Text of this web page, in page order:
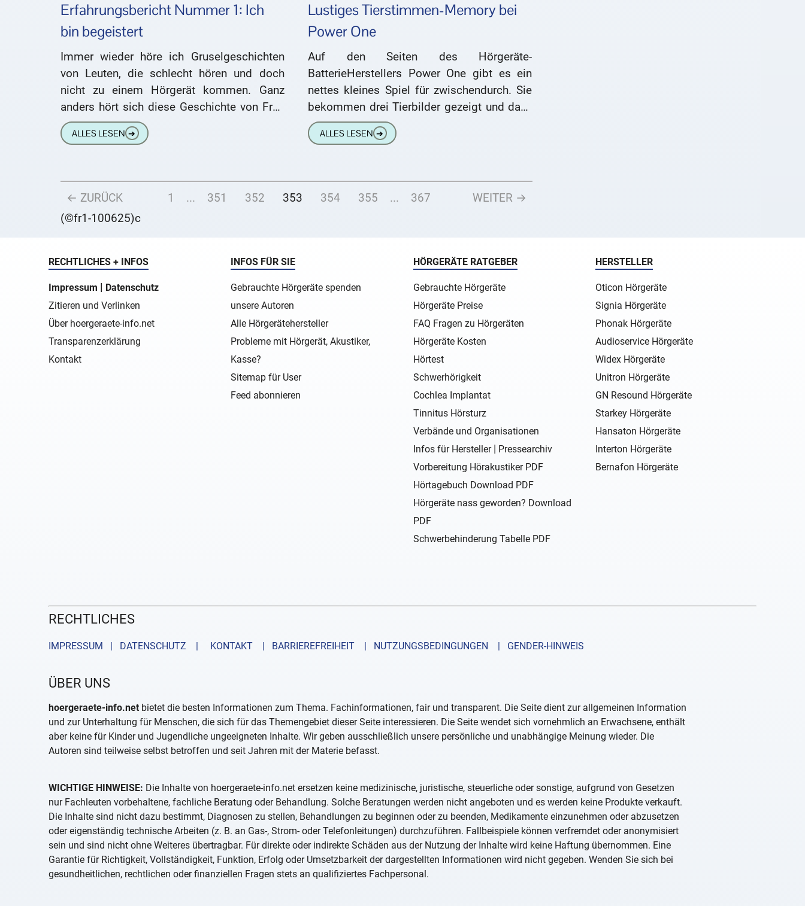
Erfahrungsbericht Nummer 1: Ich
bin begeistert
Immer wieder höre ich Gruselgeschichten
von Leuten, die schlecht hören und doch
nicht zu einem Hörgerät kommen. Ganz
anders hört sich diese Geschichte von Frau
Iwers an: Das paßt genau
ALLES LESEN ➔
Lustiges Tierstimmen-Memory bei
Power One
Auf den Seiten des Hörgeräte-
BatterieHerstellers Power One gibt es ein
nettes kleines Spiel für zwischendurch. Sie
bekommen drei Tierbilder gezeigt und dazu
erklingt eine Tierstimme. Ihre Aufgabe ist es
nun,
ALLES LESEN ➔
← ZURÜCK 1 ... 351 352 353 354 355 ... 367
WEITER →
(©fr1-100625)c
RECHTLICHES + INFOS
Impressum
Datenschutz
Zitieren und Verlinken
Über hoergeraete-info.net
Transparenzerklärung
Kontakt
INFOS FÜR SIE
Gebrauchte Hörgeräte spenden
unsere Autoren
Alle Hörgerätehersteller
Probleme mit Hörgerät, Akustiker,
Kasse?
Sitemap für User
Feed abonnieren
HÖRGERÄTE RATGEBER
Gebrauchte Hörgeräte
Hörgeräte Preise
FAQ Fragen zu Hörgeräten
Hörgeräte Kosten
Hörtest
Schwerhörigkeit
Cochlea Implantat
Tinnitus Hörsturz
Verbände und Organisationen
Infos für Hersteller|
Pressearchiv
Vorbereitung Hörakustiker PDF
Hörtagebuch Download PDF
Hörgeräte nass geworden? Download
PDF
Schwerbehinderung Tabelle PDF
HERSTELLER
Oticon Hörgeräte
Signia Hörgeräte
Phonak Hörgeräte
Audioservice Hörgeräte
Widex Hörgeräte
Unitron Hörgeräte
GN Resound Hörgeräte
Starkey Hörgeräte
Hansaton Hörgeräte
Interton Hörgeräte
Bernafon Hörgeräte
RECHTLICHES
IMPRESSUM | DATENSCHUTZ | KONTAKT | BARRIEREFREIHEIT | NUTZUNGSBEDINGUNGEN | GENDER-HINWEIS
ÜBER UNS
hoergeraete-info.netbietet die besten Informationen zum Thema. Fachinformationen, fair und transparent. Die Seite dient zur allgemeinen Information
und zur Unterhaltung für Menschen, die sich für das Themengebiet dieser Seite interessieren. Die Seite wendet sich vornehmlich an Erwachsene, enthält
aber keine für Kinder und Jugendliche ungeeigneten Inhalte. Wir geben ausschließlich unsere persönliche und unabhängige Meinung wieder. Die
Autoren sind teilweise selbst betroffen und seit Jahren mit der Materie befasst.
WICHTIGE HINWEISE: Die Inhalte von hoergeraete-info.net ersetzen keine medizinische, juristische, steuerliche oder sonstige, aufgrund von Gesetzen
nur Fachleuten vorbehaltene, fachliche Beratung oder Behandlung. Solche Beratungen werden nicht angeboten und es werden keine Produkte verkauft.
Die Inhalte sind nicht dazu bestimmt, Diagnosen zu stellen, Behandlungen zu beginnen oder zu beenden, Medikamente einzunehmen oder abzusetzen
oder eigenständig technische Arbeiten (z. B. an Gas-, Strom- oder Telefonleitungen) durchzuführen. Fallbeispiele können verfremdet oder anonymisiert
sein und sind nicht ohne Weiteres übertragbar. Für direkte oder indirekte Schäden aus der Nutzung der Inhalte wird keine Haftung übernommen. Eine
Garantie für Richtigkeit, Vollständigkeit, Funktion, Erfolg oder Umsetzbarkeit der dargestellten Informationen wird nicht gegeben. Wenden Sie sich bei
gesundheitlichen, rechtlichen oder finanziellen Fragen stets an qualifiziertes Fachpersonal.